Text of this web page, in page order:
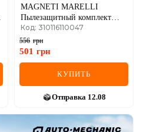
MAGNETI MARELLI
Пылезащитный комплект
амортизатора (к-кт на ось)
Polo 1.0-1.6 94-
Код: 310116110047
556 грн
501 грн
КУПИТЬ
Отправка 12.08